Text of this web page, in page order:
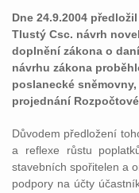
Dne 24.9.2004
Tlustý Csc. návrh
doplnění zákona o
návrhu zákona
poslanecké
projednání
Důvodem předložení
a reflexe růstu
stavebních spořitelen a
podpory na účty